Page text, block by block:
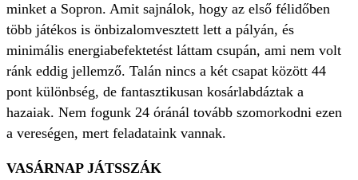
minket a Sopron. Amit sajnálok, hogy az első félidőben
több játékos is önbizalomvesztett lett a pályán, és
minimális energiabefektetést láttam csupán, ami nem volt
ránk eddig jellemző. Talán nincs a két csapat között 44
pont különbség, de fantasztikusan kosárlabdáztak a
hazaiak. Nem fogunk 24 óránál tovább szomorkodni ezen
a vereségen, mert feladataink vannak.
VASÁRNAP JÁTSSZÁK